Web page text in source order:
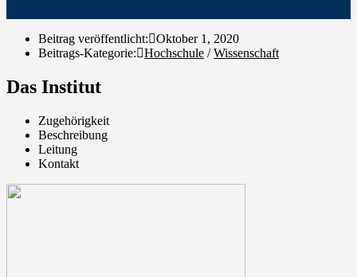
Beitrag veröffentlicht:
Oktober 1, 2020
Beitrags-Kategorie:
Hochschule / Wissenschaft
Das Institut
Zugehörigkeit
Beschreibung
Leitung
Kontakt